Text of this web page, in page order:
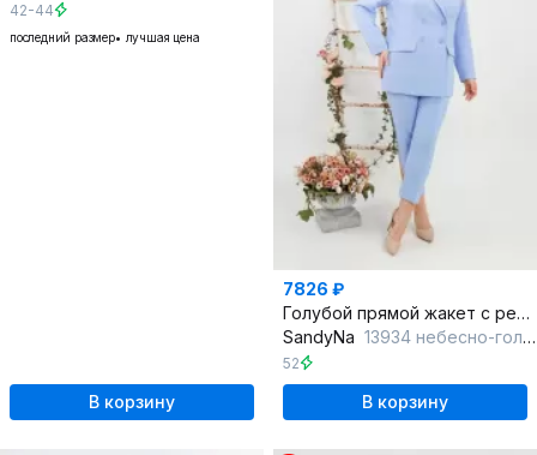
42-44
последний размер лучшая цена
В корзину
7826 ₽
Голубой прямой жакет с рельефами и накладными карманами
SandyNa 13934 небесно-голубой
52
В корзину